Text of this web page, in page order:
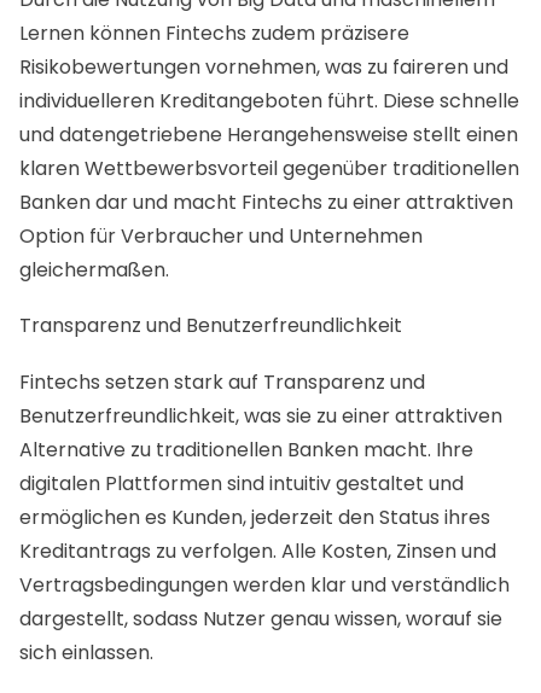
Lernen können Fintechs zudem präzisere
Risikobewertungen vornehmen, was zu faireren und
individuelleren Kreditangeboten führt. Diese schnelle
und datengetriebene Herangehensweise stellt einen
klaren Wettbewerbsvorteil gegenüber traditionellen
Banken dar und macht Fintechs zu einer attraktiven
Option für Verbraucher und Unternehmen
gleichermaßen.
Transparenz und Benutzerfreundlichkeit
Fintechs setzen stark auf Transparenz und
Benutzerfreundlichkeit, was sie zu einer attraktiven
Alternative zu traditionellen Banken macht. Ihre
digitalen Plattformen sind intuitiv gestaltet und
ermöglichen es Kunden, jederzeit den Status ihres
Kreditantrags zu verfolgen. Alle Kosten, Zinsen und
Vertragsbedingungen werden klar und verständlich
dargestellt, sodass Nutzer genau wissen, worauf sie
sich einlassen.